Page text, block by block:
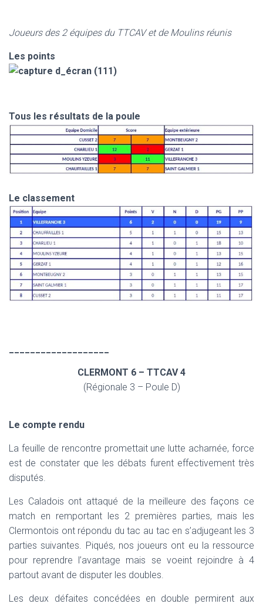
Joueurs des 2 équipes du TTCAV et de Moulins réunis
Les points
Tous les résultats de la poule
Le classement
CLERMONT 6 – TTCAV 4
(Régionale 3 – Poule D)
Le compte rendu
La feuille de rencontre promettait une lutte acharnée, force
est de constater que les débats furent effectivement très
disputés.
Les Caladois ont attaqué de la meilleure des façons ce
match en remportant les 2 premières parties, mais les
Clermontois ont répondu du tac au tac en s’adjugeant les 3
parties suivantes. Piqués, nos joueurs ont eu la ressource
pour reprendre l’avantage mais se voeint rejoindre à 4
partout avant de disputer les doubles.
Les deux défaites concédées en double permirent aux